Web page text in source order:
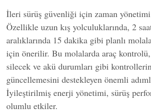
İleri sürüş güvenliği için zaman
Özellikle uzun kış yolculuklarında, 2
aralıklarında 15 dakika gibi planlı
için önerilir. Bu molalarda araç kontrolü,
silecek ve akü durumları gibi
güncellemesini destekleyen önemli
İyileştirilmiş enerji yönetimi, sürüş
olumlu etkiler.